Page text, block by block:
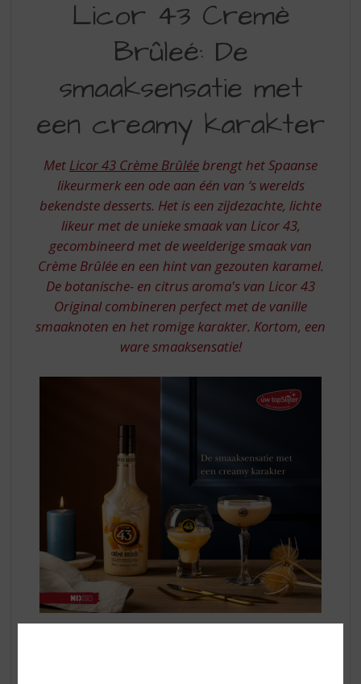
Licor 43 Cremè
Brûleé: De
smaaksensatie met
een creamy karakter
Met Licor 43 Crème Brûléebrengt het Spaanse
likeurmerk een ode aan één van ‘s werelds
bekendste desserts. Het is een zijdezachte, lichte
likeur met de unieke smaak van Licor 43,
gecombineerd met de weelderige smaak van
Crème Brûlée en een hint van gezouten karamel.
De botanische- en citrus aroma's van Licor 43
Original combineren perfect met de vanille
smaaknoten en het romige karakter. Kortom, een
ware smaaksensatie!